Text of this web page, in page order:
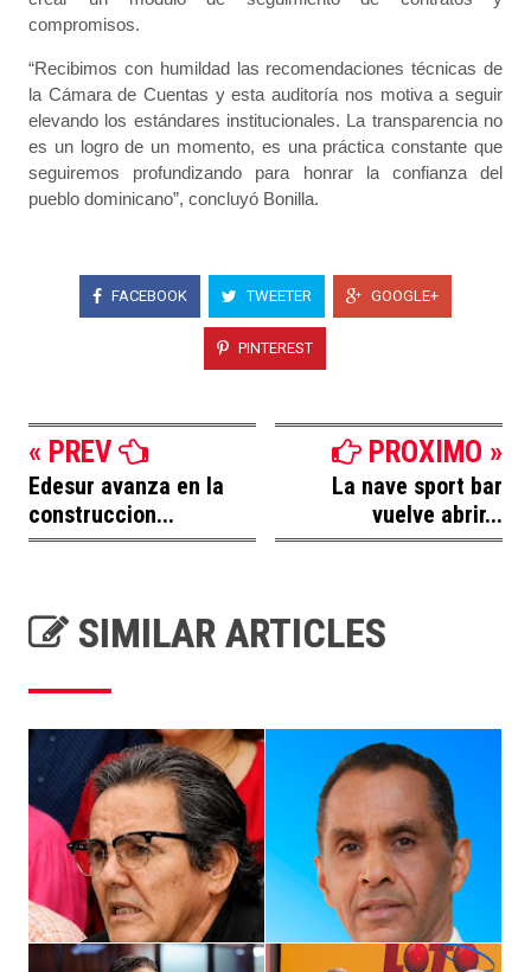
compromisos.
“Recibimos con humildad las recomendaciones técnicas de
la Cámara de Cuentas y esta auditoría nos motiva a seguir
elevando los estándares institucionales. La transparencia no
es un logro de un momento, es una práctica constante que
seguiremos profundizando para honrar la confianza del
pueblo dominicano”, concluyó Bonilla.
FACEBOOK TWEETER GOOGLE+
PINTEREST
« PREV
Edesur avanza en la
construccion...
PROXIMO »
La nave sport bar
vuelve abrir...
SIMILAR ARTICLES